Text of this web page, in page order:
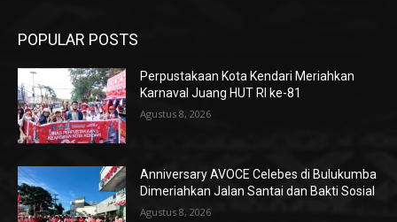
POPULAR POSTS
Perpustakaan Kota Kendari Meriahkan
Karnaval Juang HUT RI ke-81
Agustus 8, 2026
Anniversary AVOCE Celebes di Bulukumba
Dimeriahkan Jalan Santai dan Bakti Sosial
Agustus 8, 2026